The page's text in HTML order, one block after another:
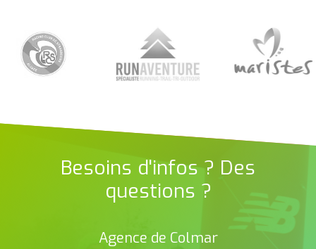
Besoins d'infos ? Des
questions ?
Agence de Colmar